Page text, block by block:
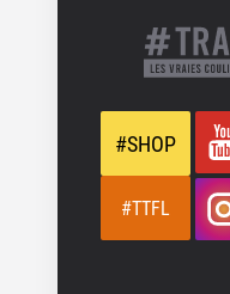
#SHOP
#TTFL